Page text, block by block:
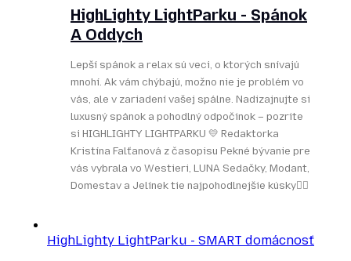
HighLighty LightParku - Spánok
A Oddych
Lepší spánok a relax sú veci, o ktorých snívajú
mnohí. Ak vám chýbajú, možno nie je problém vo
vás, ale v zariadení vašej spálne. Nadizajnujte si
luxusný spánok a pohodlný odpočinok – pozrite
si HIGHLIGHTY LIGHTPARKU 💛 Redaktorka
Kristína Falťanová z časopisu Pekné bývanie pre
vás vybrala vo Westieri, LUNA Sedačky, Modant,
Domestav a Jelínek tie najpohodlnejšie kúsky👌🏻
HighLighty LightParku - SMART domácnosť